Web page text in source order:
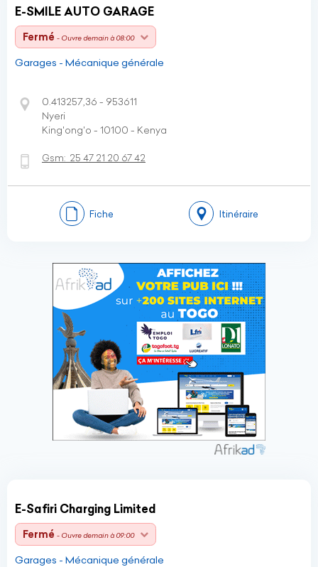
E-SMILE AUTO GARAGE
Fermé - Ouvre demain à 08:00
Garages - Mécanique générale
0.413257,36 - 953611
Nyeri
King'ong'o - 10100 - Kenya
Gsm: 25 47 21 20 67 42
Fiche Itinéraire
E-Safiri Charging Limited
Fermé - Ouvre demain à 09:00
Garages - Mécanique générale